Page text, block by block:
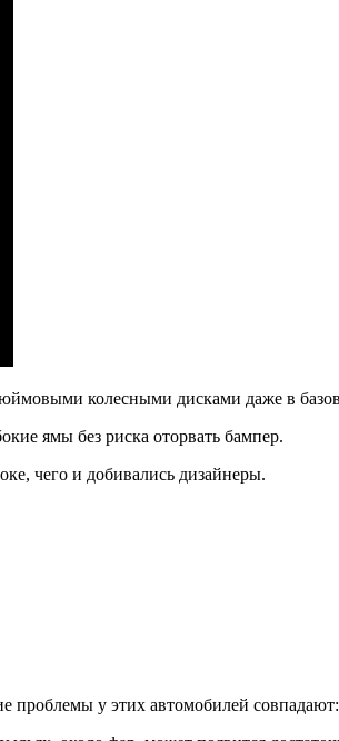
колесными дисками даже в
ямы без риска оторвать бампер.
чего и добивались дизайнеры.
проблемы у этих автомобилей совпадают: